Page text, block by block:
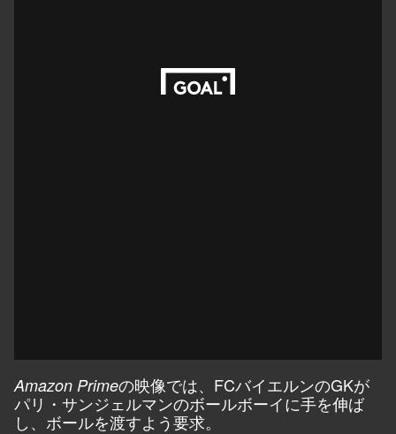
Amazon Primeの映像では、FCバイエルンのGKが
パリ・サンジェルマンのボールボーイに手を伸ば
し、ボールを渡すよう要求。